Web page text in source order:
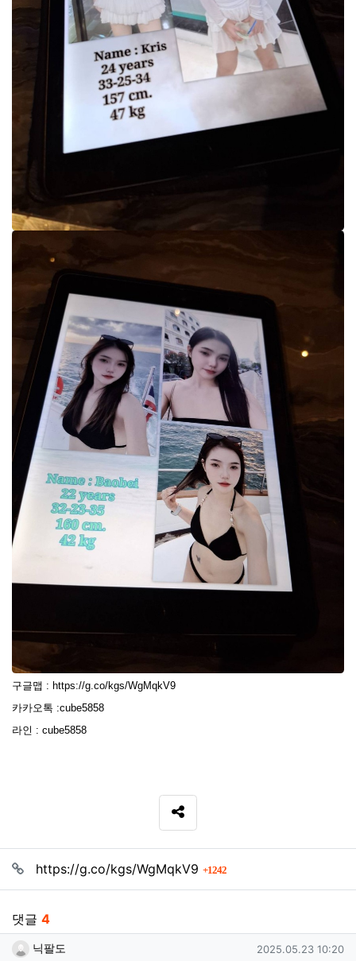
구글맵 : https://g.co/kgs/WgMqkV9
카카오톡 :cube5858
라인 : cube5858
SNS 공유
관련자료
https://g.co/kgs/WgMqkV9 1242회 연결
댓글 4
닉팔도님의 댓글
닉팔도 작성일
2025.05.23 10:20